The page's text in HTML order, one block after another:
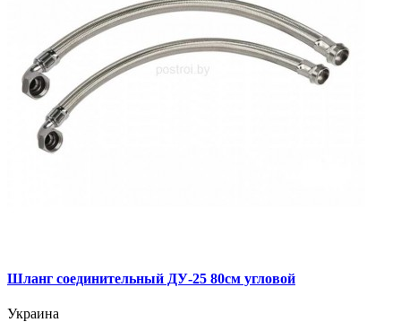
Шланг соединительный ДУ-25 80см угловой
Украина